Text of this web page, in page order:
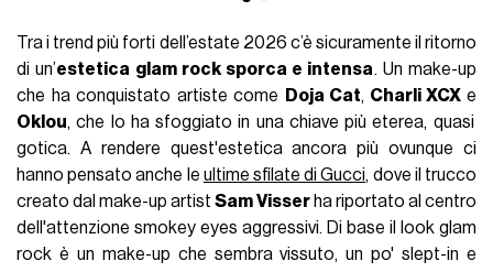
Tra i trend più forti dell’estate 2026 c’è sicuramente il ritorno
di un’estetica glam rock sporca e intensa. Un make-up
che ha conquistato artiste come
Doja Cat, Charli XCX e
Oklou, che lo ha sfoggiato in una chiave più eterea, quasi
gotica. A rendere quest'estetica ancora più ovunque ci
hanno pensato anche le ultime sfilate di Gucci, dove il trucco
creato dal make-up artistSam Visserha riportato al centro
dell'attenzione smokey eyes aggressivi. Di base il look glam
rock è un make-up che sembra vissuto, un po' slept-in e